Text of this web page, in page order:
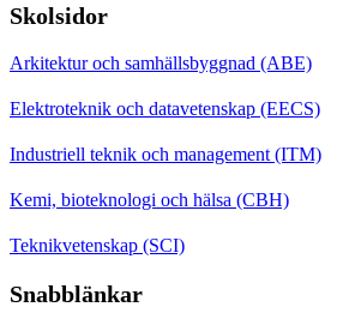
Skolsidor
Arkitektur och samhällsbyggnad (ABE)
Elektroteknik och datavetenskap (EECS)
Industriell teknik och management (ITM)
Kemi, bioteknologi och hälsa (CBH)
Teknikvetenskap (SCI)
Snabblänkar